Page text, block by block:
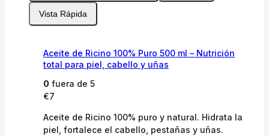
Vista Rápida
Aceite de Ricino 100% Puro 500 ml – Nutrición
total para piel, cabello y uñas
0 fuera de 5
€7
Aceite de Ricino 100% puro y natural. Hidrata la
piel, fortalece el cabello, pestañas y uñas.